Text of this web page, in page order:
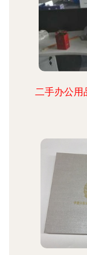
二手办公用